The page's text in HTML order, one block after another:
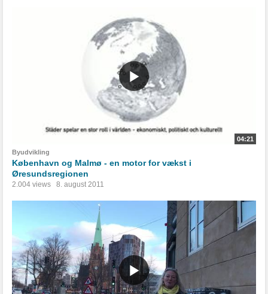
04:21
Byudvikling
København og Malmø - en motor for vækst i
Øresundsregionen
2.004 views 8. august 2011